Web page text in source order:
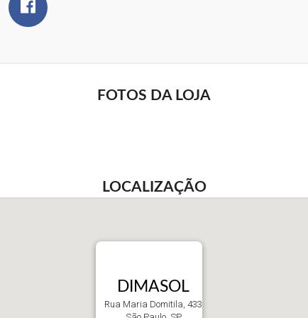
FOTOS DA LOJA
LOCALIZAÇÃO
DIMASOL
Rua Maria Domitila, 433